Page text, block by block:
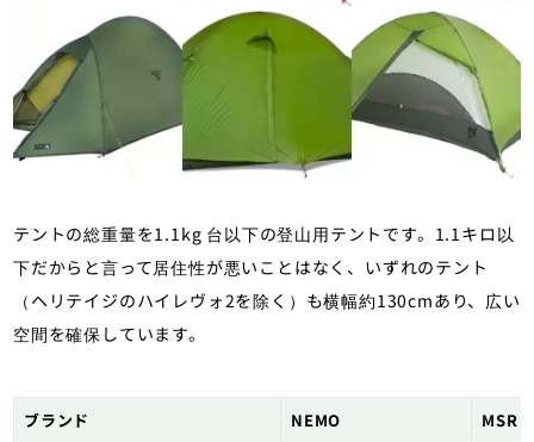
テントの総重量を1.1kg 台以下の登山用テントです。1.1キロ以
下だからと言って居住性が悪いことはなく、いずれのテント
（ヘリテイジのハイレヴォ2を除く）も横幅約130cmあり、広い
空間を確保しています。
ブランド NEMO MSR